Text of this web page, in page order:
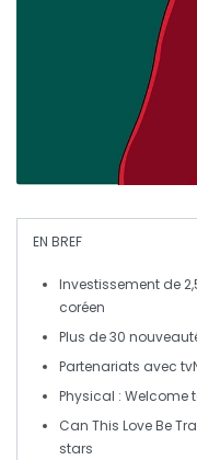
EN BREF
Investissement de
coréen
Plus de30
Partenariats avec
Physical : Welcome
Can This Love Be
stars